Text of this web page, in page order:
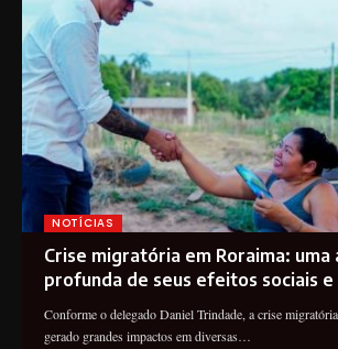
NOTÍCIAS
Crise migratória em Roraima: uma
profunda de seus efeitos sociais e
Conforme o delegado Daniel Trindade, a crise
gerado grandes impactos em diversas…